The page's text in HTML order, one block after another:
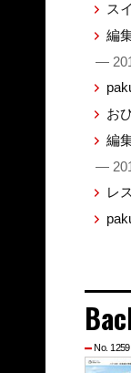
ス
編
—
お
編
—
レ
No. 1259